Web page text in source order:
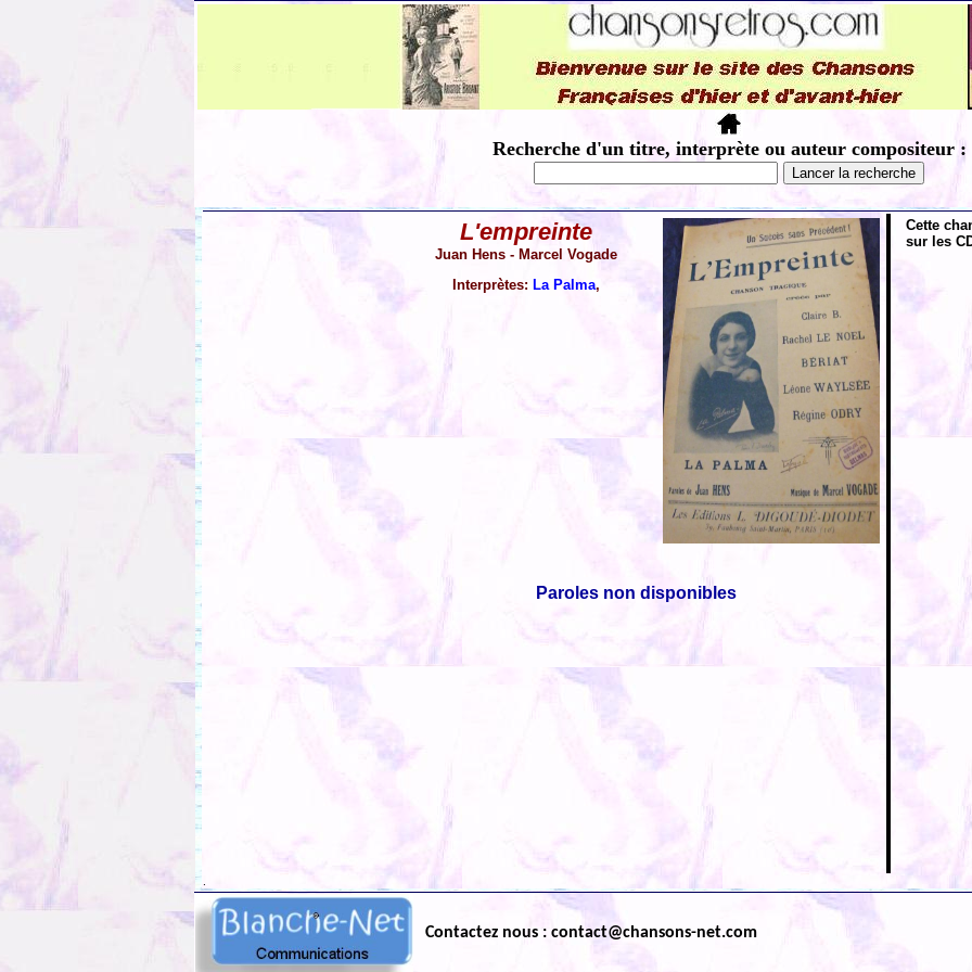
Recherche d'un titre, interprète ou auteur compositeur :
L'empreinte
Juan Hens - Marcel Vogade
Interprètes: La Palma,
Paroles non disponibles
Cette
sur les
Contactez nous : contact@chansons-net.com